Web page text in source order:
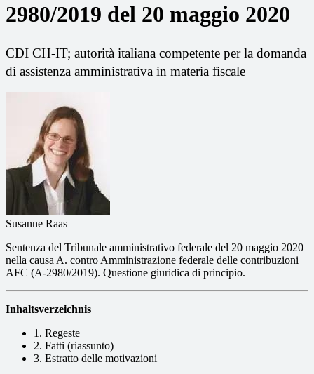
2980/2019 del 20 maggio 2020
CDI CH-IT; autorità italiana competente per la domanda
di assistenza amministrativa in materia fiscale
Susanne Raas
Sentenza del Tribunale amministrativo federale del 20 maggio 2020
nella causa A. contro Amministrazione federale delle contribuzioni
AFC (A-2980/2019). Questione giuridica di principio.
Inhaltsverzeichnis
1. Regeste
2. Fatti (riassunto)
3. Estratto delle motivazioni